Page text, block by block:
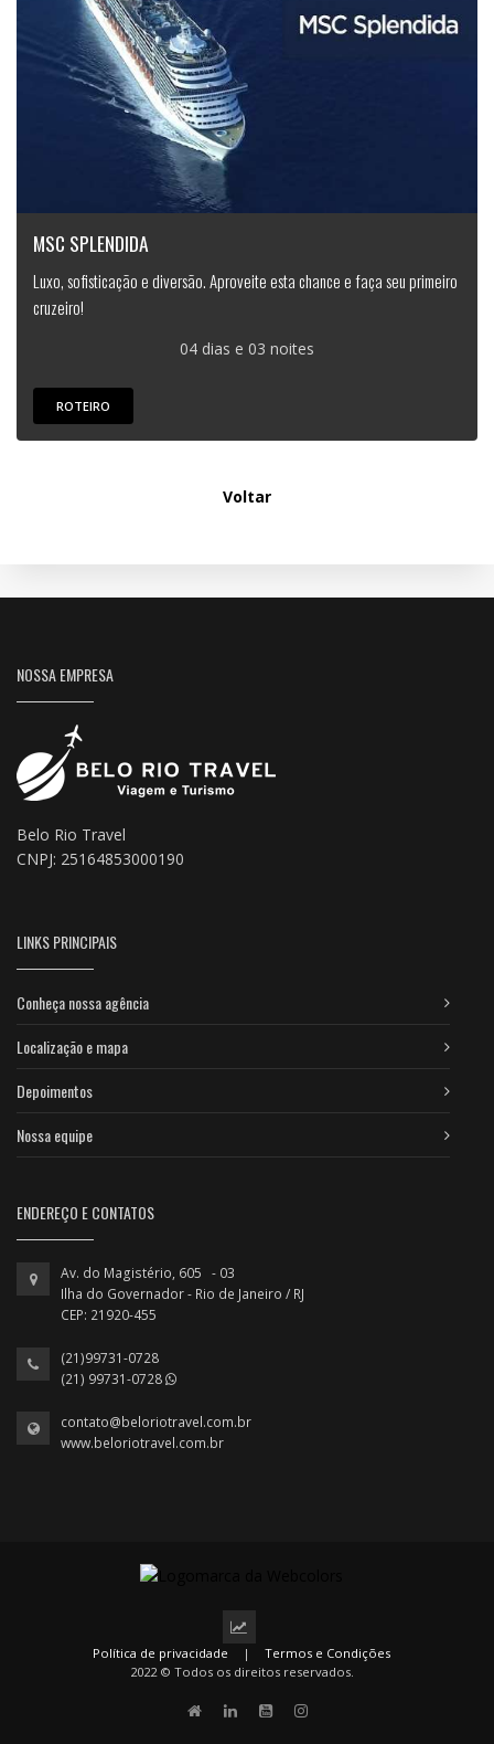
MSC SPLENDIDA
Luxo, sofisticação e diversão. Aproveite esta chance e faça seu primeiro
cruzeiro!
04 dias e 03 noites
ROTEIRO
Voltar
NOSSA EMPRESA
Belo Rio Travel
CNPJ: 25164853000190
LINKS PRINCIPAIS
Conheça nossa agência
Localização e mapa
Depoimentos
Nossa equipe
ENDEREÇO E CONTATOS
Av. do Magistério, 605 - 03
Ilha do Governador - Rio de Janeiro / RJ
CEP: 21920-455
(21)99731-0728
(21) 99731-0728
contato@beloriotravel.com.br
www.beloriotravel.com.br
Política de privacidade |
Termos e Condições
2022 © Todos os direitos reservados.